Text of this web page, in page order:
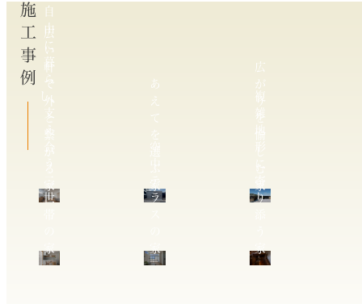
施工事例
広
い
軒
で
外
と
繋
が
る
あ
え
て
を
選
広
が
り
を
愉
し
自
由
に
暮
ら
し、
支
え
合
う
世
家
空
ラ
家
複
雑
地
形
り
家